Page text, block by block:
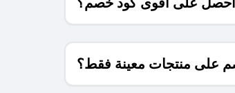
على منتجات معينة فقط؟